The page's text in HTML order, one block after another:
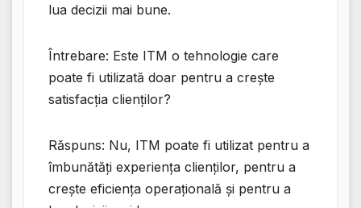
lua decizii mai bune.
Întrebare: Este ITM o tehnologie care
poate fi utilizată doar pentru a crește
satisfacția clienților?
Răspuns: Nu, ITM poate fi utilizat pentru a
îmbunătăți experiența clienților, pentru a
crește eficiența operațională și pentru a